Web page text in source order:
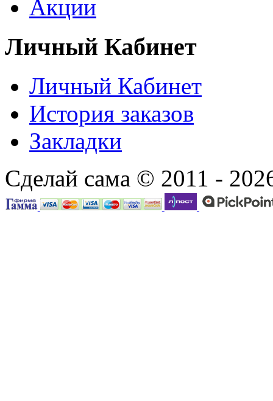
Акции
Личный Кабинет
Личный Кабинет
История заказов
Закладки
Сделай сама © 2011 -